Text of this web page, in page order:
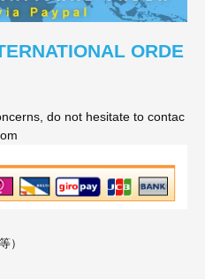
ORDE
do not hesitate to contac
）